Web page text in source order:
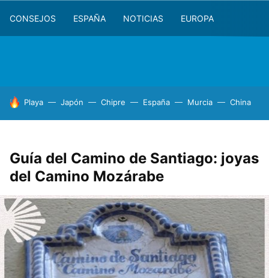
CONSEJOS ESPAÑA NOTICIAS EUROPA
HOY SE HABLA DE
Playa Japón Chipre España Murcia China
Guía del Camino de Santiago: joyas
del Camino Mozárabe